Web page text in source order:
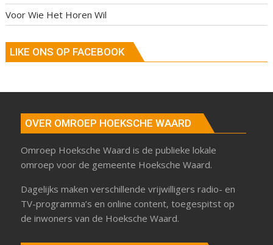
Voor Wie Het Horen Wil
LIKE ONS OP FACEBOOK
OVER OMROEP HOEKSCHE WAARD
Omroep Hoeksche Waard is de publieke lokale
omroep voor de gemeente Hoeksche Waard.
Dagelijks maken verschillende vrijwilligers radio- en
TV-programma’s en online content, toegespitst op
de inwoners van de Hoeksche Waard.